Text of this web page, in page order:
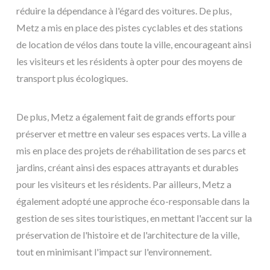
réduire la dépendance à l'égard des voitures. De plus,
Metz a mis en place des pistes cyclables et des stations
de location de vélos dans toute la ville, encourageant ainsi
les visiteurs et les résidents à opter pour des moyens de
transport plus écologiques.
De plus, Metz a également fait de grands efforts pour
préserver et mettre en valeur ses espaces verts. La ville a
mis en place des projets de réhabilitation de ses parcs et
jardins, créant ainsi des espaces attrayants et durables
pour les visiteurs et les résidents. Par ailleurs, Metz a
également adopté une approche éco-responsable dans la
gestion de ses sites touristiques, en mettant l'accent sur la
préservation de l'histoire et de l'architecture de la ville,
tout en minimisant l'impact sur l'environnement.